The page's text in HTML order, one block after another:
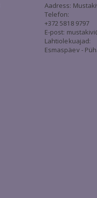
Aadress:
Telefon:
+372 5818 9797
E-post:
Lahtiolekuajad:
Esmaspäev -